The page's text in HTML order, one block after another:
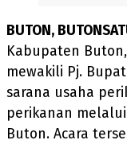
BUTON,
Kabupaten Buton,
mewakili Pj.
sarana usaha
perikanan
Buton. Acara